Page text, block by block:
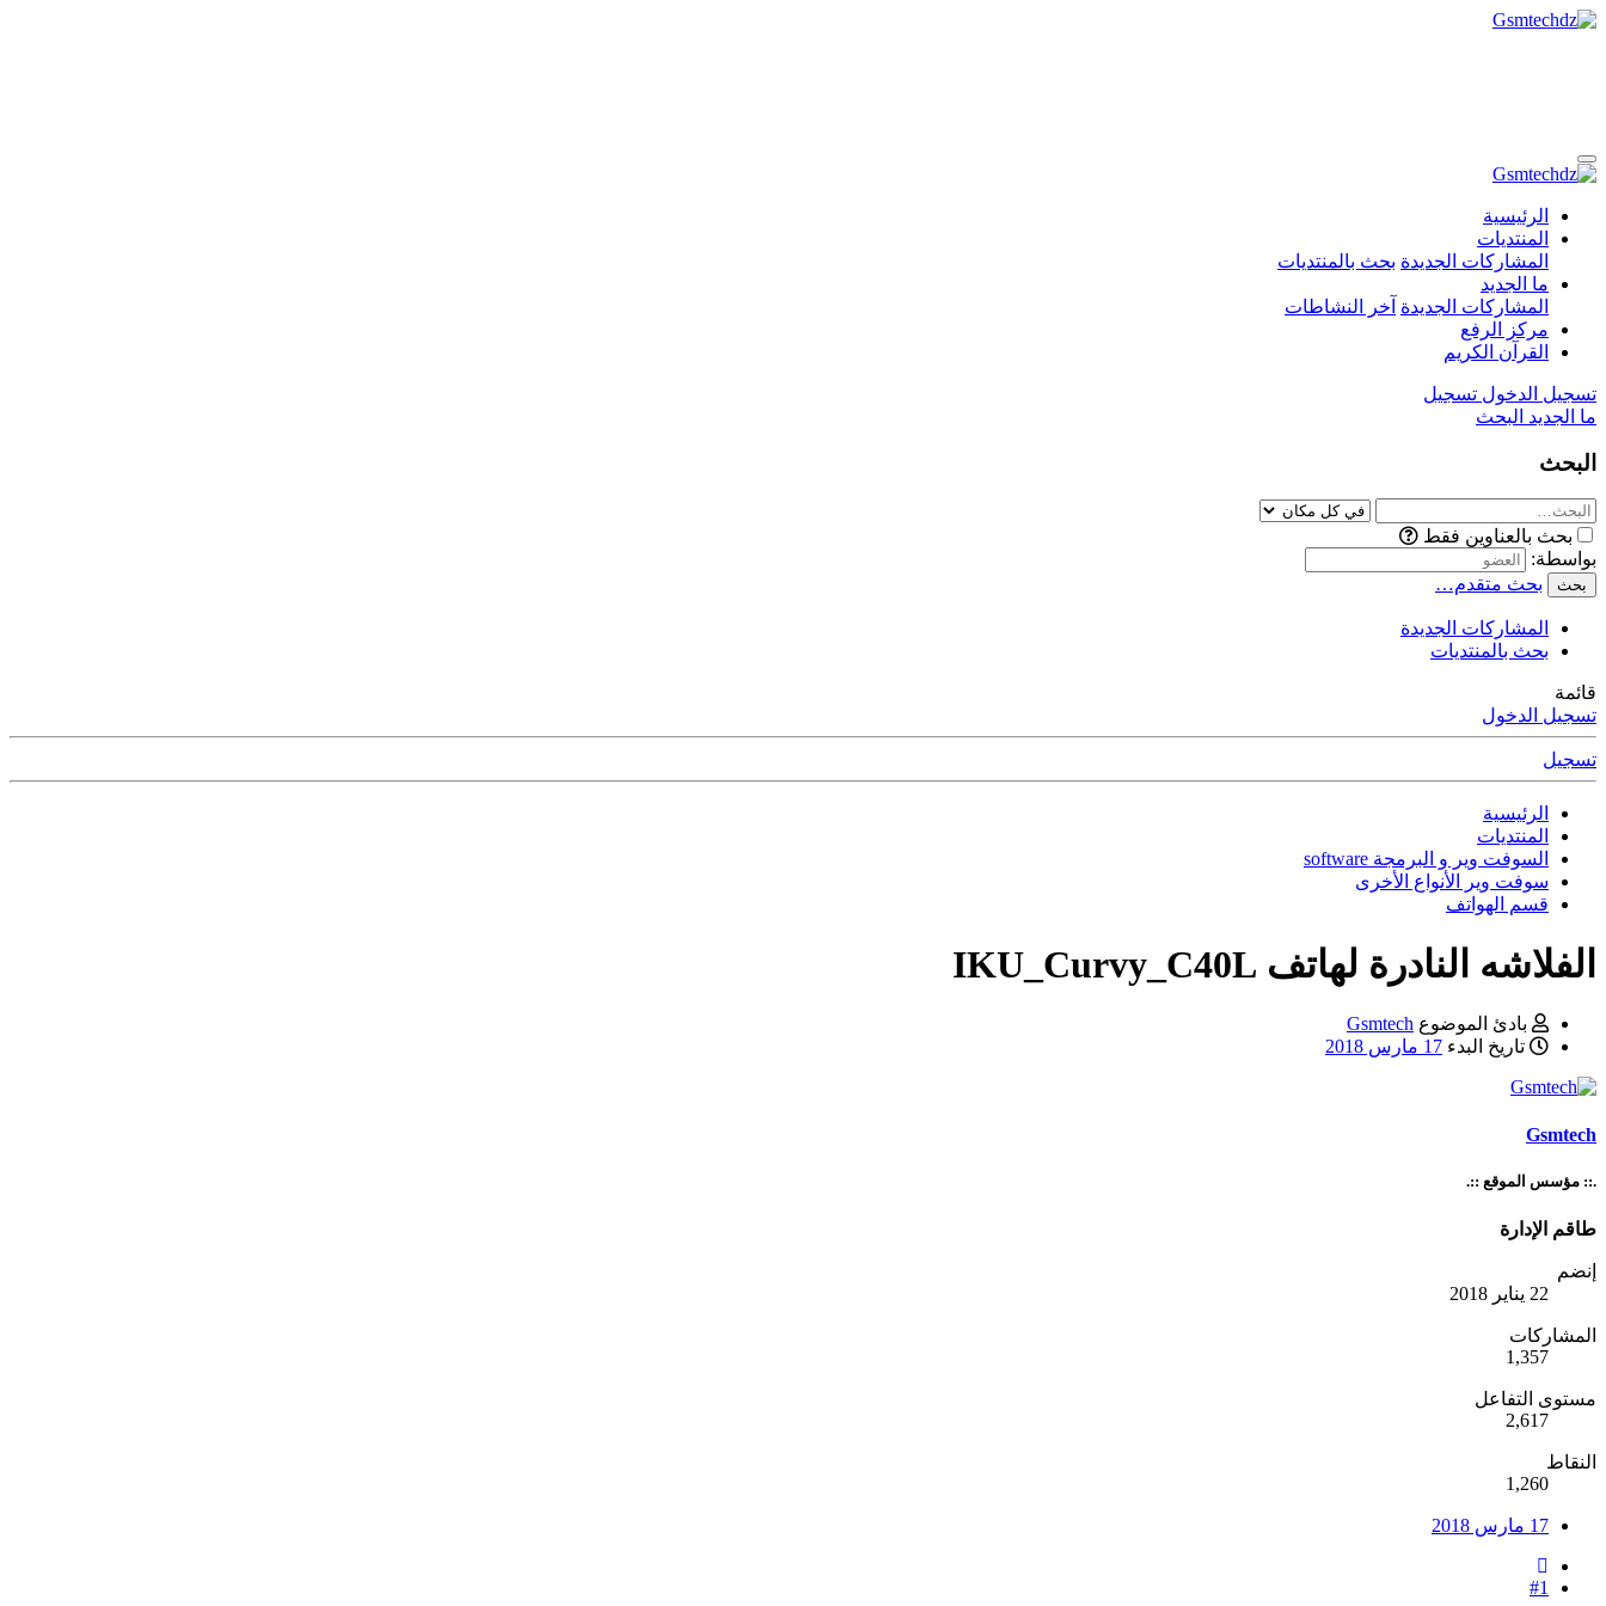
الرئيسية
المنتديات
المشاركات الجديدة بحث بالمنتديات
ما الجديد
المشاركات الجديدة آخر النشاطات
مركز الرفع
القرآن الكريم
تسجيل الدخول تسجيل
ما الجديد البحث
البحث
بحث بالعناوين فقط
بواسطة:
بحث بحث متقدم…
المشاركات الجديدة
بحث بالمنتديات
قائمة
تسجيل الدخول
تسجيل
الرئيسية
المنتديات
السوفت وير و البرمجة software
سوفت وير الأنواع الأخرى
قسم الهواتف
الفلاشه النادرة لهاتف IKU_Curvy_C40L
بادئ الموضوع Gsmtech
تاريخ البدء 17 مارس 2018
Gsmtech
.:: مؤسس الموقع ::.
طاقم الإدارة
إنضم
22 يناير 2018
المشاركات
1,357
مستوى التفاعل
2,617
النقاط
1,260
17 مارس 2018
#1